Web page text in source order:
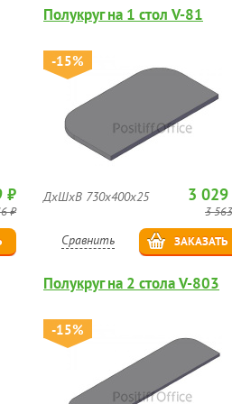
₽
₽
Полукруг на 1 стол V-81
-15%
ДхШхВ 730х400х25 3
3
Сравнить ЗАКАЗАТЬ
Полукруг на 2 стола V-803
-15%